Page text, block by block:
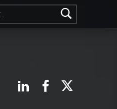
LinkedinFacebook